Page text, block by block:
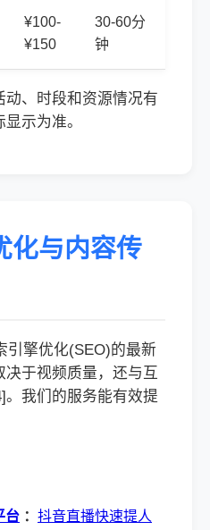
¥100-
¥150
30-60分
钟
、时段和资源情况有
示为准。
化与内容传
引擎优化(SEO)的最新
于视频质量，还与互
我们的服务能有效提
台 ： 抖音直播快速提人